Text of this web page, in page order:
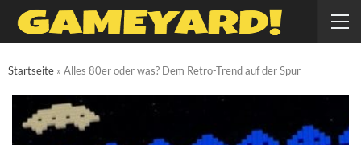
Startseite » Alles 80er oder was? Dem Retro-Trend auf der Spur